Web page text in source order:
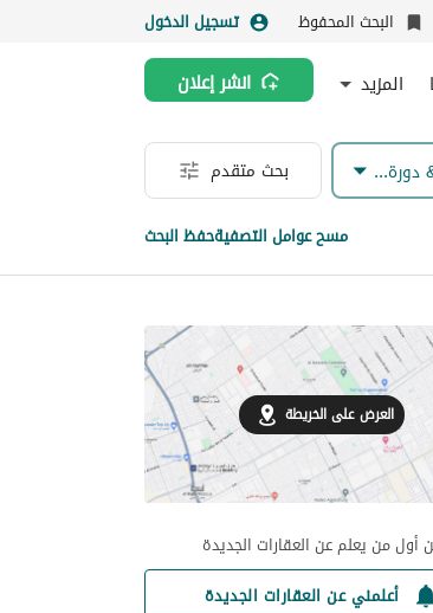
البحث المحفوظ تسجيل الدخول
المزيد انشر إعلان
غرفة & دورة مياه بحث متقدم
مسح عوامل التصفيةحفظ البحث
العرض على الخريطة
أول من يعلم عن العقارات الجديدة
أعلمني عن العقارات الجديدة